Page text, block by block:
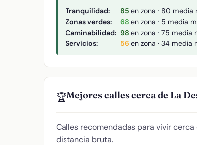
Tranquilidad: 85 en zona · 80 media
Zonas verdes: 68 en zona · 5 media
Caminabilidad: 98 en zona · 75 media
Servicios: 56 en zona · 34 media
🏆Mejores calles cerca de La
Calles recomendadas para vivir cerca
distancia bruta.